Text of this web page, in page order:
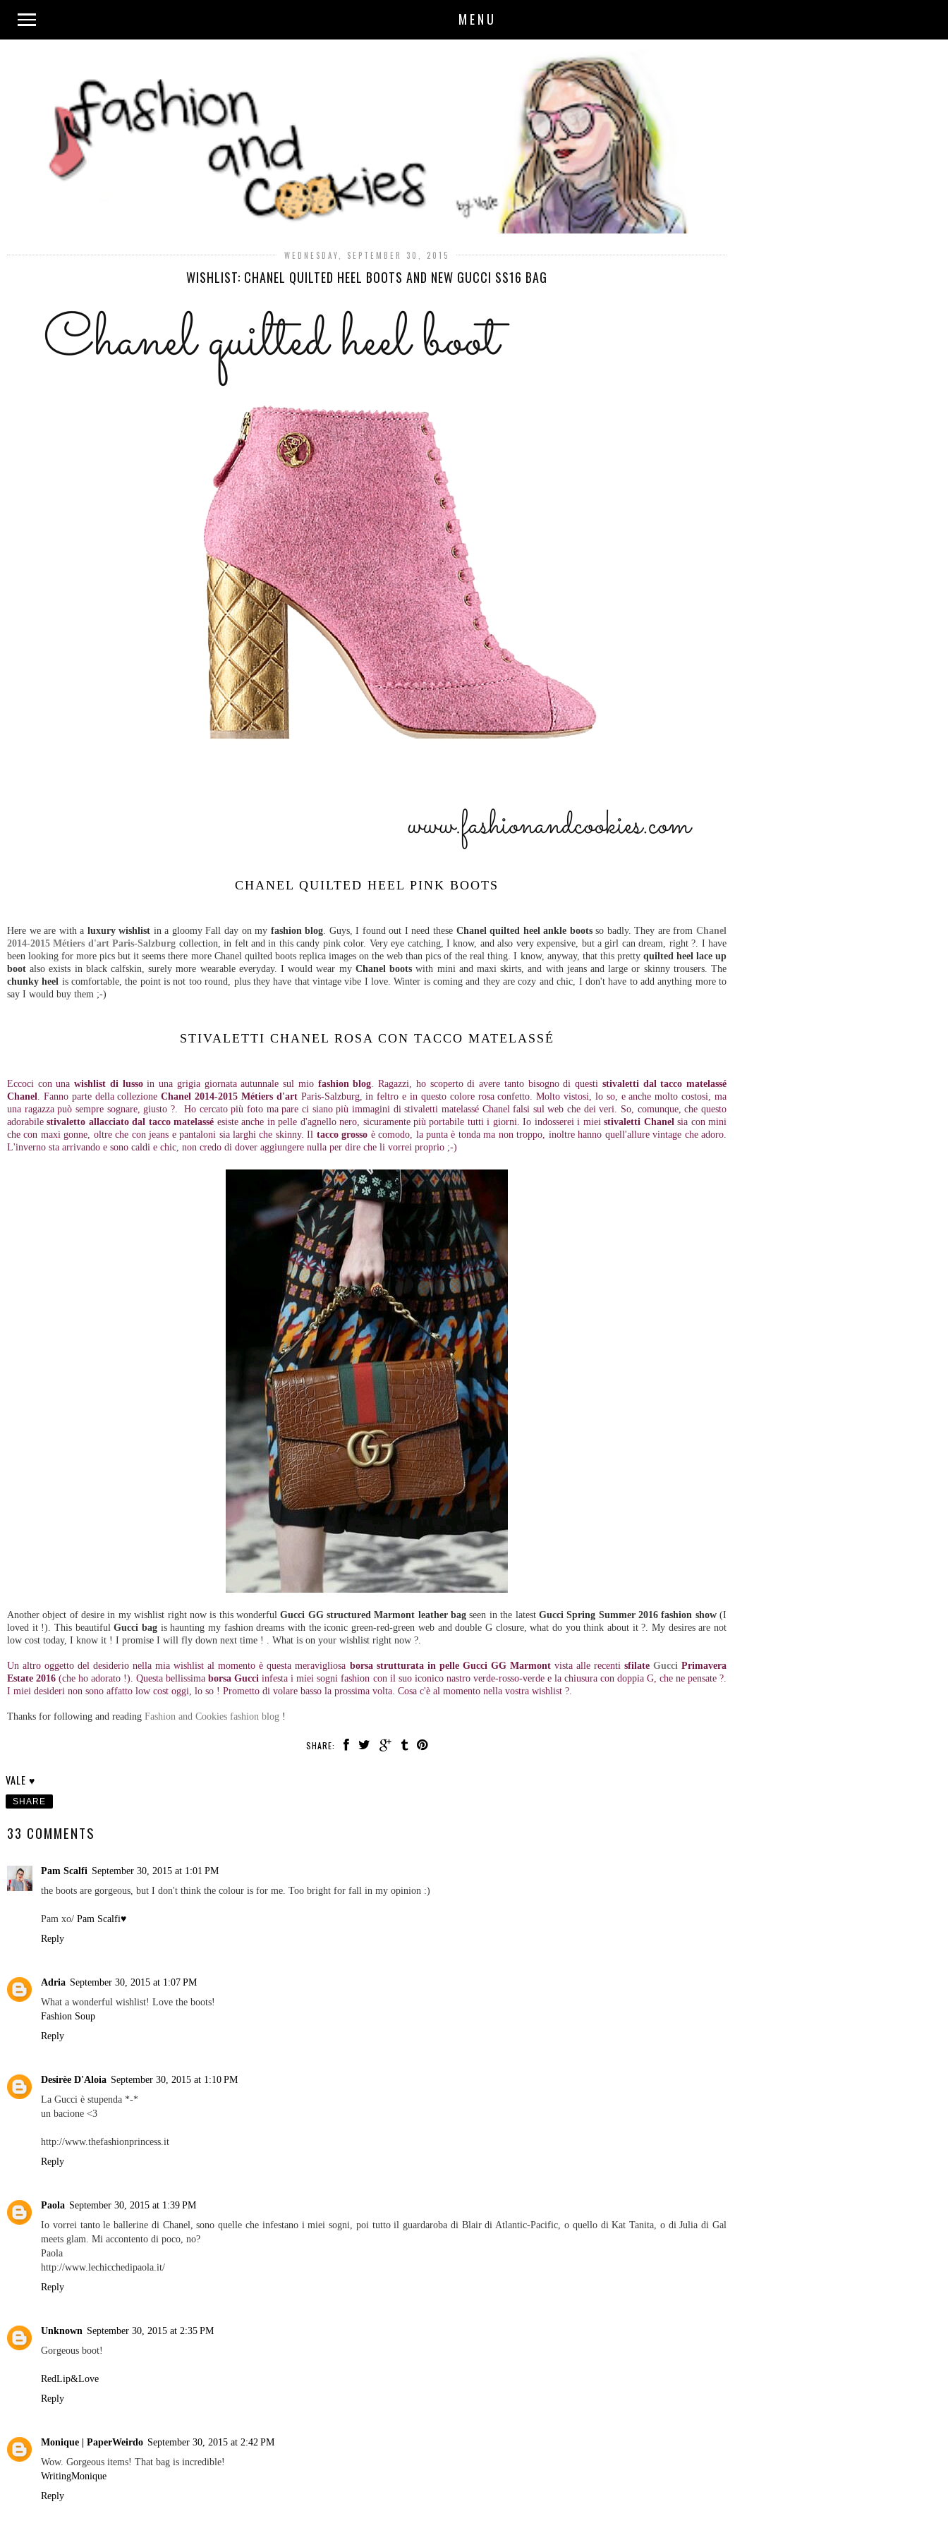
MENU
WEDNESDAY, SEPTEMBER 30, 2015
WISHLIST: CHANEL QUILTED HEEL BOOTS AND NEW GUCCI SS16 BAG
CHANEL QUILTED HEEL PINK BOOTS
Here we are with a luxury wishlist in a gloomy Fall day on my fashion blog . Guys, I found out I need these Chanel quilted heel ankle bootsso badly. They are fromChanel
2014-2015 Métiers d'art Paris-Salzburg collection, in felt and in this candy pink color. Very eye catching, I know, and also very expensive, but a girl can dream, right ?. I have
been looking for more pics but it seems there more Chanel quilted boots replica images on the web than pics of the real thing. I know, anyway, that this pretty quilted heel lace up
bootalso exists in black calfskin, surely more wearable everyday. I would wear my Chanel boots with mini and maxi skirts, and with jeans and large or skinny trousers. The
chunky heel is comfortable, the point is not too round, plus they have that vintage vibe I love. Winter is coming and they are cozy and chic, I don't have to add anything more to
say I would buy them ;-)
STIVALETTI CHANEL ROSA CON TACCO MATELASSÉ
Eccoci con unawishlist di lussoin una grigia giornata autunnale sul mio fashion blog . Ragazzi, ho scoperto di avere tanto bisogno di questi stivaletti dal tacco matelassé
Chanel . Fanno parte della collezioneChanel 2014-2015 Métiers d'art Paris-Salzburg, in feltro e in questo colore rosa confetto. Molto vistosi, lo so, e anche molto costosi, ma
una ragazza può sempre sognare, giusto ?. Ho cercato più foto ma pare ci siano più immagini di stivaletti matelassé Chanel falsi sul web che dei veri. So, comunque, che questo
adorabilestivaletto allacciato dal tacco matelassé esiste anche in pelle d'agnello nero, sicuramente più portabile tutti i giorni. Io indosserei i mieistivaletti Chanel sia con mini
che con maxi gonne, oltre che con jeans e pantaloni sia larghi che skinny. Il tacco grosso è comodo, la punta è tonda ma non troppo, inoltre hanno quell'allure vintage che adoro.
L'inverno sta arrivando e sono caldi e chic, non credo di dover aggiungere nulla per dire che li vorrei proprio ;-)
Another object of desire in my wishlist right now is this wonderfulGucci GG structured Marmont leather bag seen in the latest Gucci Spring Summer 2016 fashion show(I
loved it !). This beautifulGucci bag is haunting my fashion dreams with the iconic green-red-green web and double G closure, what do you think about it ?. My desires are not
low cost today, I know it ! I promise I will fly down next time ! . What is on your wishlist right now ?.
Un altro oggetto del desiderio nella mia wishlist al momento è questa meravigliosa borsa strutturata in pelle Gucci GG Marmontvista alle recenti sfilate Gucci Primavera
Estate 2016 (che ho adorato !). Questa bellissimaborsa Gucciinfesta i miei sogni fashion con il suo iconico nastro verde-rosso-verde e la chiusura con doppia G, che ne pensate ?.
I miei desideri non sono affatto low cost oggi, lo so ! Prometto di volare basso la prossima volta. Cosa c'è al momento nella vostra wishlist ?.
Thanks for following and reading Fashion and Cookies fashion blog !
SHARE:
VALE ♥
SHARE
33 COMMENTS
Pam Scalfi September 30, 2015 at 1:01 PM
the boots are gorgeous, but I don't think the colour is for me. Too bright for fall in my opinion :)
Pam xo/ Pam Scalfi♥
Reply
Adria September 30, 2015 at 1:07 PM
What a wonderful wishlist! Love the boots!
Fashion Soup
Reply
Desirèe D'Aloia September 30, 2015 at 1:10 PM
La Gucci è stupenda *-*
un bacione <3
http://www.thefashionprincess.it
Reply
Paola September 30, 2015 at 1:39 PM
Io vorrei tanto le ballerine di Chanel, sono quelle che infestano i miei sogni, poi tutto il guardaroba di Blair di Atlantic-Pacific, o quello di Kat Tanita, o di Julia di Gal
meets glam. Mi accontento di poco, no?
Paola
http://www.lechicchedipaola.it/
Reply
Unknown September 30, 2015 at 2:35 PM
Gorgeous boot!
RedLip&Love
Reply
Monique | PaperWeirdo September 30, 2015 at 2:42 PM
Wow. Gorgeous items! That bag is incredible!
WritingMonique
Reply